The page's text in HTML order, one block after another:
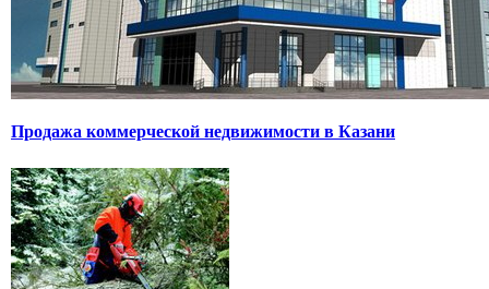
Продажа коммерческой недвижимости в Казани